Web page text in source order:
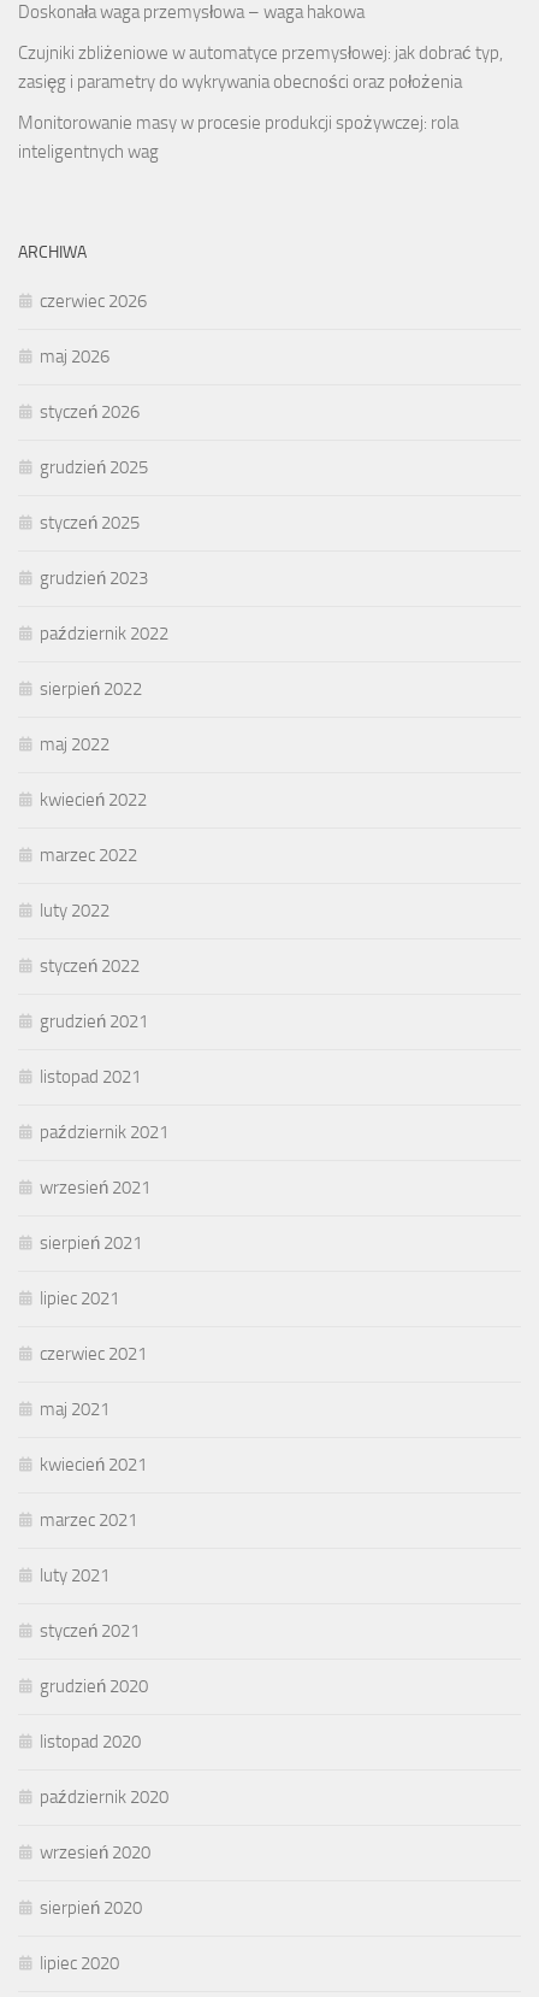
Doskonała waga przemysłowa – waga hakowa
Czujniki zbliżeniowe w automatyce przemysłowej: jak dobrać typ,
zasięg i parametry do wykrywania obecności oraz położenia
Monitorowanie masy w procesie produkcji spożywczej: rola
inteligentnych wag
ARCHIWA
czerwiec 2026
maj 2026
styczeń 2026
grudzień 2025
styczeń 2025
grudzień 2023
październik 2022
sierpień 2022
maj 2022
kwiecień 2022
marzec 2022
luty 2022
styczeń 2022
grudzień 2021
listopad 2021
październik 2021
wrzesień 2021
sierpień 2021
lipiec 2021
czerwiec 2021
maj 2021
kwiecień 2021
marzec 2021
luty 2021
styczeń 2021
grudzień 2020
listopad 2020
październik 2020
wrzesień 2020
sierpień 2020
lipiec 2020